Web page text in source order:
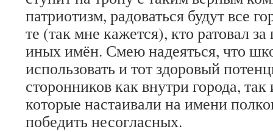
патриотизм, радоваться будут все
те (так мне кажется), кто ратовал
иных имён. Смею надеяться, что
использовать и тот здоровый
сторонников как внутри города,
которые настаивали на имени
победить несогласных.